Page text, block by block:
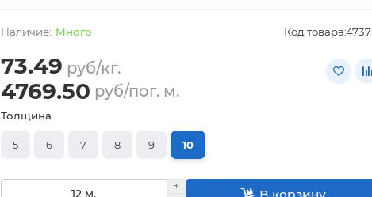
Много Код товара:4737
73.49 руб/кг.
4769.50 руб/пог. м.
Толщина
5 6 7 8 9 10
В корзину